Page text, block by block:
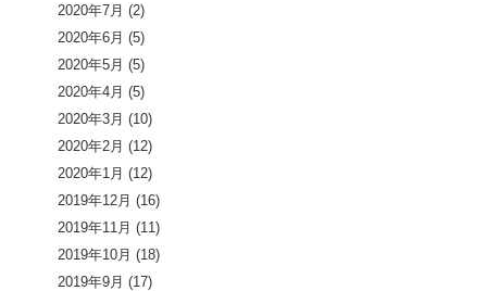
2020年7月 (2)
2020年6月 (5)
2020年5月 (5)
2020年4月 (5)
2020年3月 (10)
2020年2月 (12)
2020年1月 (12)
2019年12月 (16)
2019年11月 (11)
2019年10月 (18)
2019年9月 (17)